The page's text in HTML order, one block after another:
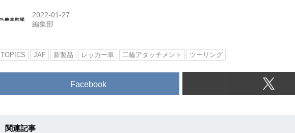
2022-01-27
編集部
TOPICS JAF 新製品 レッカー車 二輪アタッチメント ツーリング
Facebook
関連記事